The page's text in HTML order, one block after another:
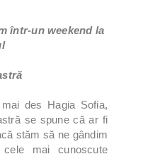
într-un weekend la
des Hagia Sofia,
se spune că ar fi
stăm să ne gândim
mai cunoscute